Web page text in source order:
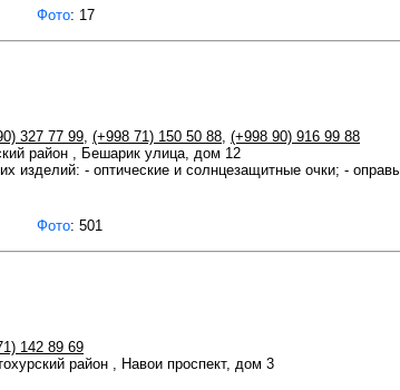
Фото: 17
327 77 99, (+998 71) 150 50 88, (+998 90) 916 99 88
район , Бешарик улица, дом 12
изделий: - оптические и солнцезащитные очки; -
Фото: 501
142 89 69
район , Навои проспект, дом 3